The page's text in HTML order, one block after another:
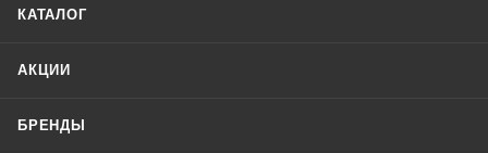
КАТАЛОГ
АКЦИИ
БРЕНДЫ